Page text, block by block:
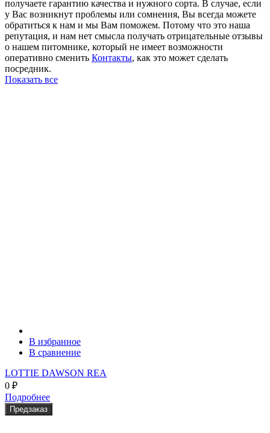
получаете гарантию качества и нужного сорта. В случае, если
у Вас возникнут проблемы или сомнения, Вы всегда можете
обратиться к нам и мы Вам поможем. Потому что это наша
репутация, и нам нет смысла получать отрицательные отзывы
о нашем питомнике, который не имеет возможности
оперативно сменить Контакты, как это может сделать
посредник.
Показать все
В избранное
В сравнение
LOTTIE DAWSON REA
0 ₽
Подробнее
Предзаказ